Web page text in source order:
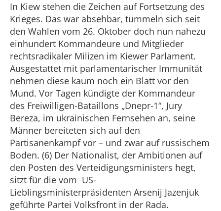
In Kiew stehen die Zeichen auf Fortsetzung des
Krieges. Das war absehbar, tummeln sich seit
den Wahlen vom 26. Oktober doch nun nahezu
einhundert Kommandeure und Mitglieder
rechtsradikaler Milizen im Kiewer Parlament.
Ausgestattet mit parlamentarischer Immunität
nehmen diese kaum noch ein Blatt vor den
Mund. Vor Tagen kündigte der Kommandeur
des Freiwilligen-Bataillons „Dnepr-1“, Jury
Bereza, im ukrainischen Fernsehen an, seine
Männer bereiteten sich auf den
Partisanenkampf vor – und zwar auf russischem
Boden. (6) Der Nationalist, der Ambitionen auf
den Posten des Verteidigungsministers hegt,
sitzt für die vom US-
Lieblingsministerpräsidenten Arsenij Jazenjuk
geführte Partei Volksfront in der Rada.